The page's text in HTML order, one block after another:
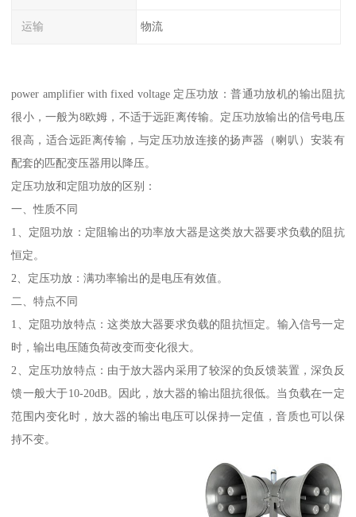
运输 物流
power amplifier with fixed voltage 定压功放：普通功放机的输出阻抗
很小，一般为8欧姆，不适于远距离传输。定压功放输出的信号电压
很高，适合远距离传输，与定压功放连接的扬声器（喇叭）安装有
配套的匹配变压器用以降压。
定压功放和定阻功放的区别：
一、性质不同
1、定阻功放：定阻输出的功率放大器是这类放大器要求负载的阻抗
恒定。
2、定压功放：满功率输出的是电压有效值。
二、特点不同
1、定阻功放特点：这类放大器要求负载的阻抗恒定。输入信号一定
时，输出电压随负荷改变而变化很大。
2、定压功放特点：由于放大器内采用了较深的负反馈装置，深负反
馈一般大于10-20dB。因此，放大器的输出阻抗很低。当负载在一定
范围内变化时，放大器的输出电压可以保持一定值，音质也可以保
持不变。